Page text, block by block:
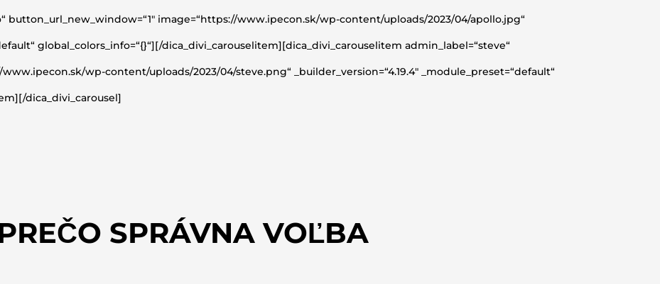
button_url_new_window=“1″ image=“https://www.ipecon.sk/wp-content/uploads/2023/04/apollo.jpg“
global_colors_info=“{}“][/dica_divi_carouselitem][dica_divi_carouselitem admin_label=“steve“
wp-content/uploads/2023/04/steve.png“ _builder_version=“4.19.4″ _module_preset=“default“
dica_divi_carousel]
SPRÁVNA VOĽBA